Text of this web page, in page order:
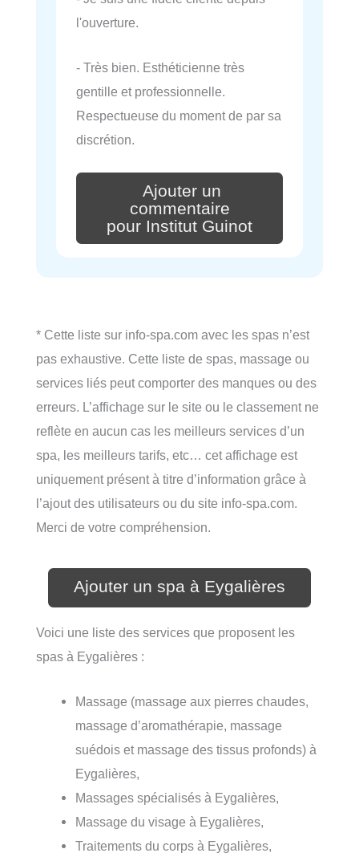
l'ouverture.
- Très bien. Esthéticienne très
gentille et professionnelle.
Respectueuse du moment de par sa
discrétion.
Ajouter un
commentaire
pour Institut Guinot
* Cette liste sur info-spa.com avec les spas n’est
pas exhaustive. Cette liste de spas, massage ou
services liés peut comporter des manques ou des
erreurs. L’affichage sur le site ou le classement ne
reflète en aucun cas les meilleurs services d’un
spa, les meilleurs tarifs, etc… cet affichage est
uniquement présent à titre d’information grâce à
l’ajout des utilisateurs ou du site info-spa.com.
Merci de votre compréhension.
Ajouter un spa à Eygalières
Voici une liste des services que proposent les
spas à Eygalières :
Massage (massage aux pierres chaudes,
massage d’aromathérapie, massage
suédois et massage des tissus profonds) à
Eygalières,
Massages spécialisés à Eygalières,
Massage du visage à Eygalières,
Traitements du corps à Eygalières,